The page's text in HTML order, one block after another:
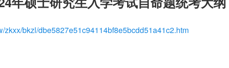
zkxx/bkzl/dbe5827e51c94114bf8e5bcdd51a41c2.htm